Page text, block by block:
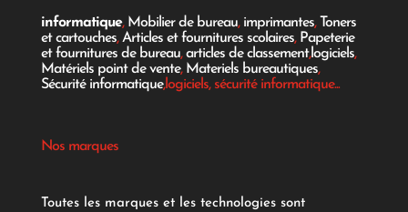
informatique, Mobilier de bureau, imprimantes, Toners
et cartouches,Articles et fournitures scolaires, Papeterie
et fournitures de bureau,articles de classement,logiciels,
Matériels point de vente, Materiels bureautiques,
Sécurité informatique,logiciels, sécurité informatique...
Nos marques
Toutes les marques et les technologies sont